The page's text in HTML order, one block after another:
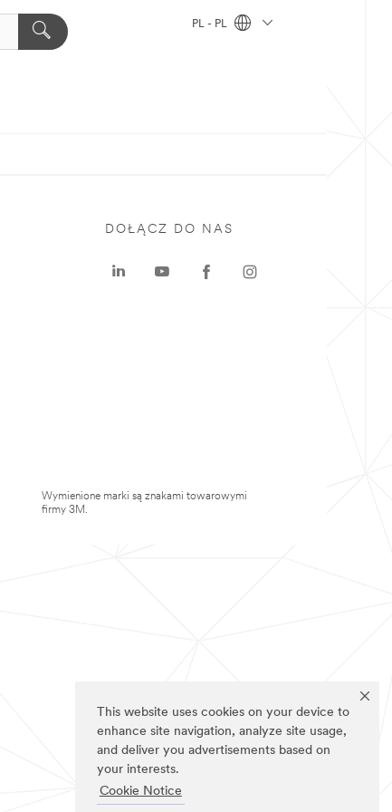
This website uses cookies on your device to
enhance site navigation, analyze site usage,
and deliver you advertisements based on
your interests.
Cookie Notice
PL - PL
DOŁĄCZ DO NAS
Wymienione marki są znakami towarowymi
firmy 3M.